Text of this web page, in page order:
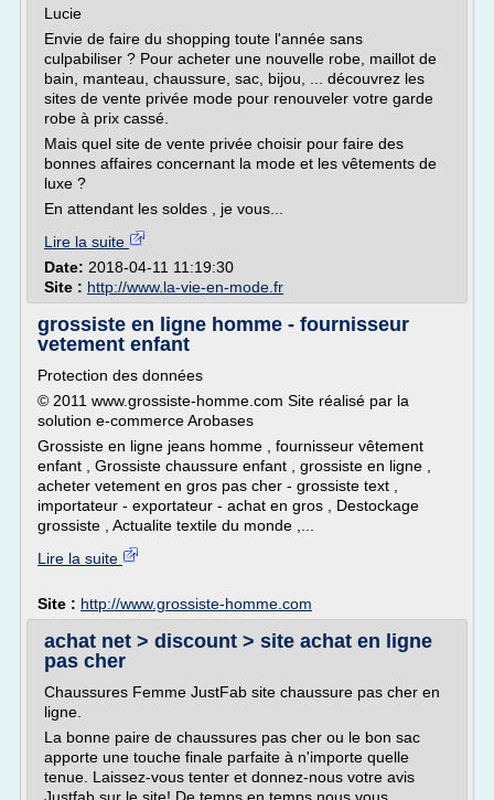
Lucie
Envie de faire du shopping toute l'année sans
culpabiliser ? Pour acheter une nouvelle robe, maillot de
bain, manteau, chaussure, sac, bijou, ... découvrez les
sites de vente privée mode pour renouveler votre garde
robe à prix cassé.
Mais quel site de vente privée choisir pour faire des
bonnes affaires concernant la mode et les vêtements de
luxe ?
En attendant les soldes , je vous...
Lire la suite
Date: 2018-04-11 11:19:30
Site : http://www.la-vie-en-mode.fr
grossiste en ligne homme - fournisseur
vetement enfant
Protection des données
© 2011 www.grossiste-homme.com Site réalisé par la
solution e-commerce Arobases
Grossiste en ligne jeans homme , fournisseur vêtement
enfant , Grossiste chaussure enfant , grossiste en ligne ,
acheter vetement en gros pas cher - grossiste text ,
importateur - exportateur - achat en gros , Destockage
grossiste , Actualite textile du monde ,...
Lire la suite
Site : http://www.grossiste-homme.com
achat net > discount > site achat en ligne
pas cher
Chaussures Femme JustFab site chaussure pas cher en
ligne.
La bonne paire de chaussures pas cher ou le bon sac
apporte une touche finale parfaite à n'importe quelle
tenue. Laissez-vous tenter et donnez-nous votre avis